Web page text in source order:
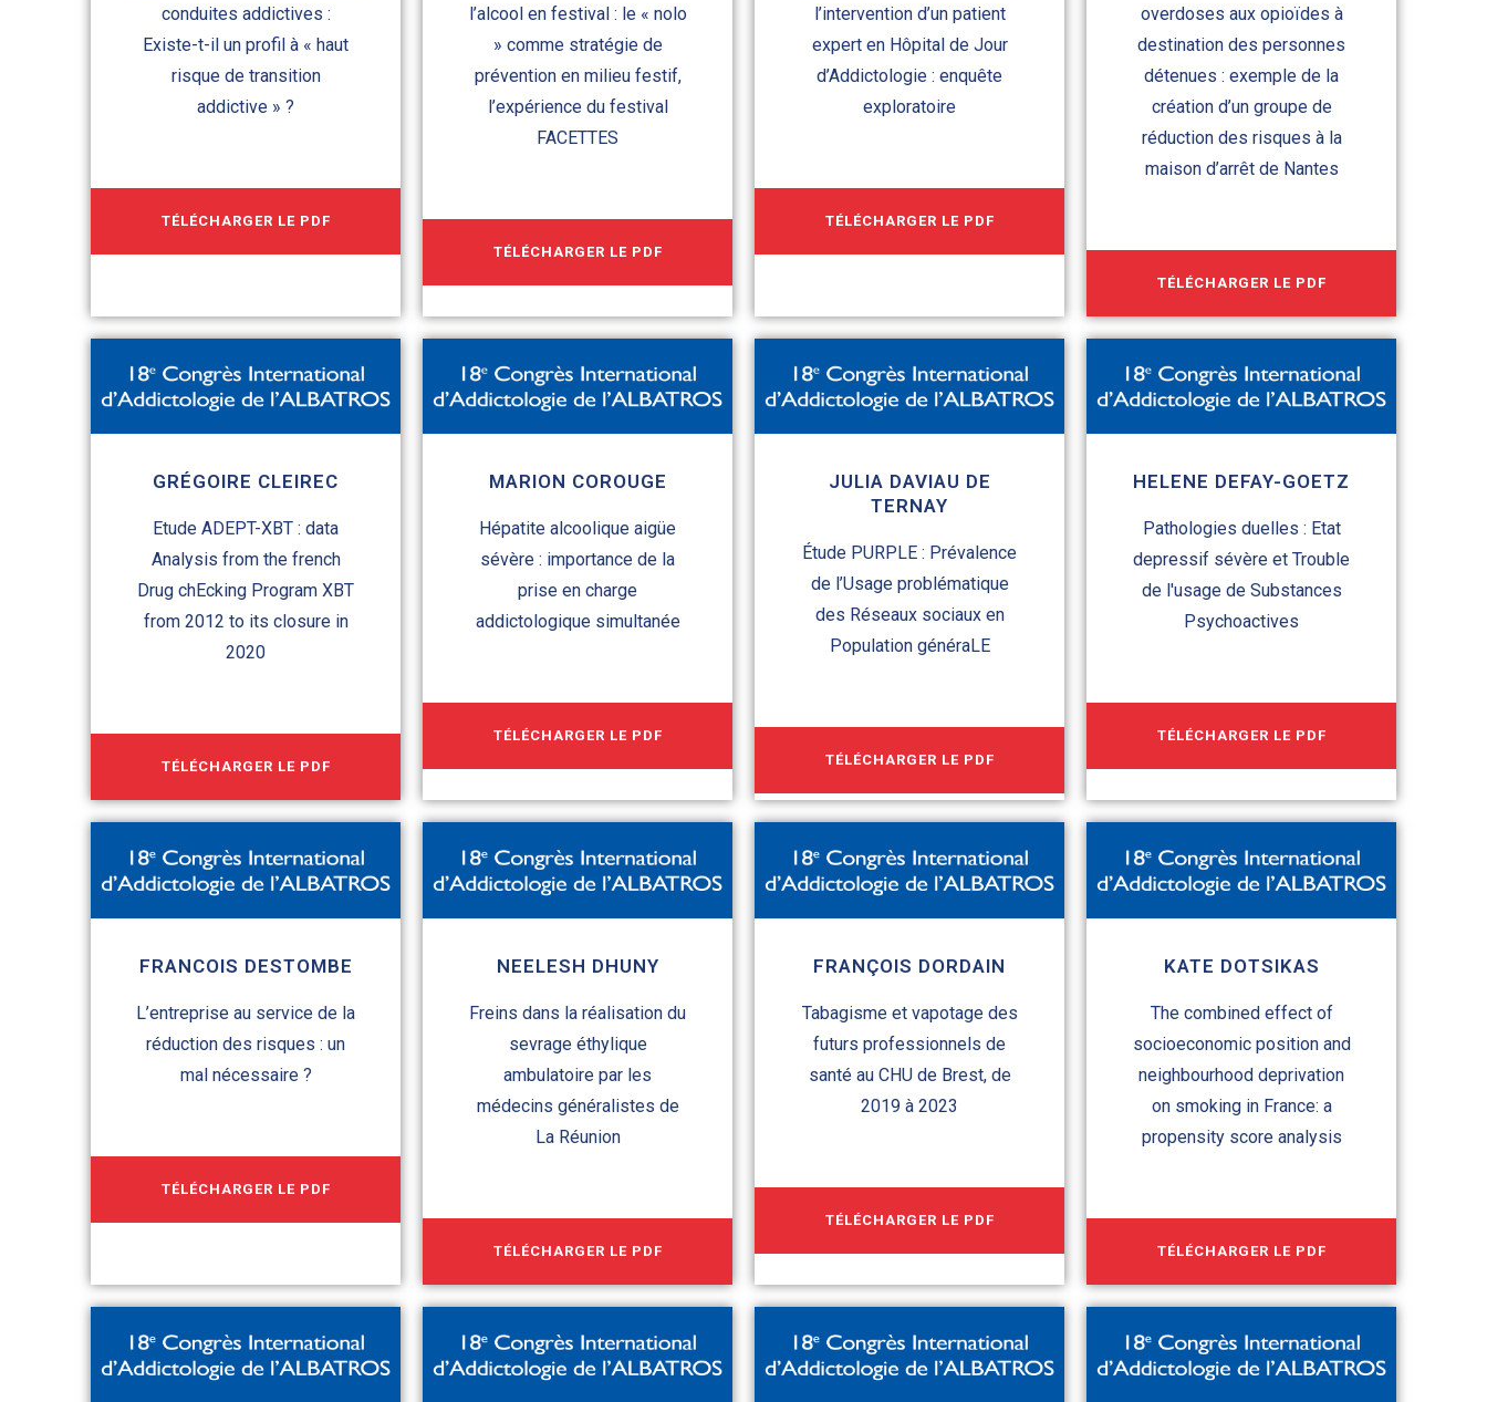
conduites addictives :
Existe-t-il un profil à « haut
risque de transition
addictive » ?
TÉLÉCHARGER LE PDF
l’alcool en festival : le « nolo
» comme stratégie de
prévention en milieu festif,
l’expérience du festival
FACETTES
TÉLÉCHARGER LE PDF
l’intervention d’un patient
expert en Hôpital de Jour
d’Addictologie : enquête
exploratoire
TÉLÉCHARGER LE PDF
overdoses aux opioïdes à
destination des personnes
détenues : exemple de la
création d’un groupe de
réduction des risques à la
maison d’arrêt de Nantes
TÉLÉCHARGER LE PDF
GRÉGOIRE CLEIREC
Etude ADEPT-XBT : data
Analysis from the french
Drug chEcking Program XBT
from 2012 to its closure in
2020
TÉLÉCHARGER LE PDF
MARION COROUGE
Hépatite alcoolique aigüe
sévère : importance de la
prise en charge
addictologique simultanée
TÉLÉCHARGER LE PDF
JULIA DAVIAU DE
TERNAY
Étude PURPLE : Prévalence
de l’Usage problématique
des Réseaux sociaux en
Population généraLE
TÉLÉCHARGER LE PDF
HELENE DEFAY-GOETZ
Pathologies duelles : Etat
depressif sévère et Trouble
de l'usage de Substances
Psychoactives
TÉLÉCHARGER LE PDF
FRANCOIS DESTOMBE
L’entreprise au service de la
réduction des risques : un
mal nécessaire ?
TÉLÉCHARGER LE PDF
NEELESH DHUNY
Freins dans la réalisation du
sevrage éthylique
ambulatoire par les
médecins généralistes de
La Réunion
TÉLÉCHARGER LE PDF
FRANÇOIS DORDAIN
Tabagisme et vapotage des
futurs professionnels de
santé au CHU de Brest, de
2019 à 2023
TÉLÉCHARGER LE PDF
KATE DOTSIKAS
The combined effect of
socioeconomic position and
neighbourhood deprivation
on smoking in France: a
propensity score analysis
TÉLÉCHARGER LE PDF